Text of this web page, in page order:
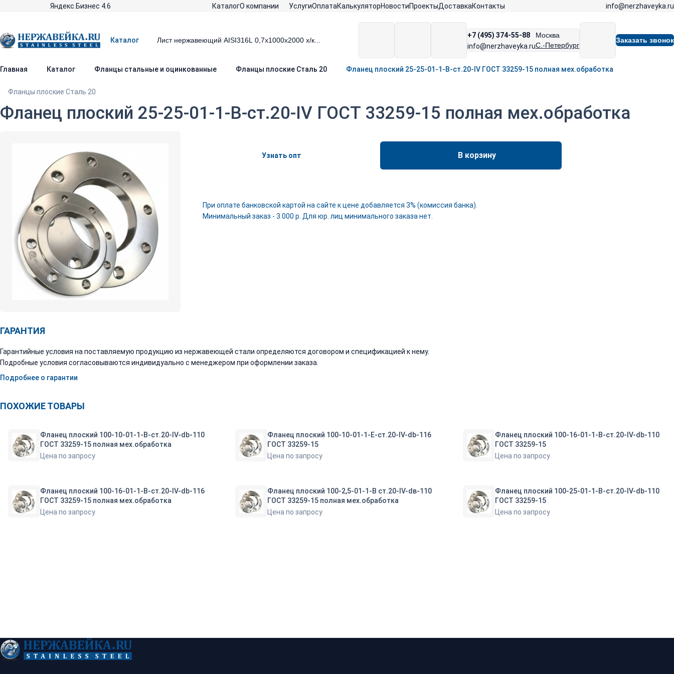
Яндекс.Бизнес 4.6 КаталогО компании УслугиОплатаКалькуляторНовостиПроектыДоставкаКонтакты info@nerzhaveyka.ru
Каталог
+7 (495) 374-55-88
info@nerzhaveyka.ru
Москва
С.-Петербург
Заказать звонок
Главная Каталог Фланцы стальные и оцинкованные Фланцы плоские Сталь 20 Фланец плоский 25-25-01-1-B-ст.20-IV ГОСТ 33259-15 полная мех.обработка
Фланцы плоские Сталь 20
Фланец плоский 25-25-01-1-B-ст.20-IV ГОСТ 33259-15 полная мех.обработка
Узнать опт В корзину
При оплате банковской картой на сайте к цене добавляется 3% (комиссия банка).
Минимальный заказ - 3 000 р. Для юр. лиц минимального заказа нет.
ГАРАНТИЯ
Гарантийные условия на поставляемую продукцию из нержавеющей стали определяются договором и спецификацией к нему.
Подробные условия согласовываются индивидуально с менеджером при оформлении заказа.
Подробнее о гарантии
ПОХОЖИЕ ТОВАРЫ
Фланец плоский 100-10-01-1-B-ст.20-IV-db-110
ГОСТ 33259-15 полная мех.обработка
Цена по запросу
Фланец плоский 100-10-01-1-E-ст.20-IV-db-116
ГОСТ 33259-15
Цена по запросу
Фланец плоский 100-16-01-1-B-ст.20-IV-db-110
ГОСТ 33259-15
Цена по запросу
Фланец плоский 100-16-01-1-B-ст.20-IV-db-116
ГОСТ 33259-15 полная мех.обработка
Цена по запросу
Фланец плоский 100-2,5-01-1-В ст.20-IV-dв-110
ГОСТ 33259-15 полная мех.обработка
Цена по запросу
Фланец плоский 100-25-01-1-B-ст.20-IV-db-110
ГОСТ 33259-15
Цена по запросу